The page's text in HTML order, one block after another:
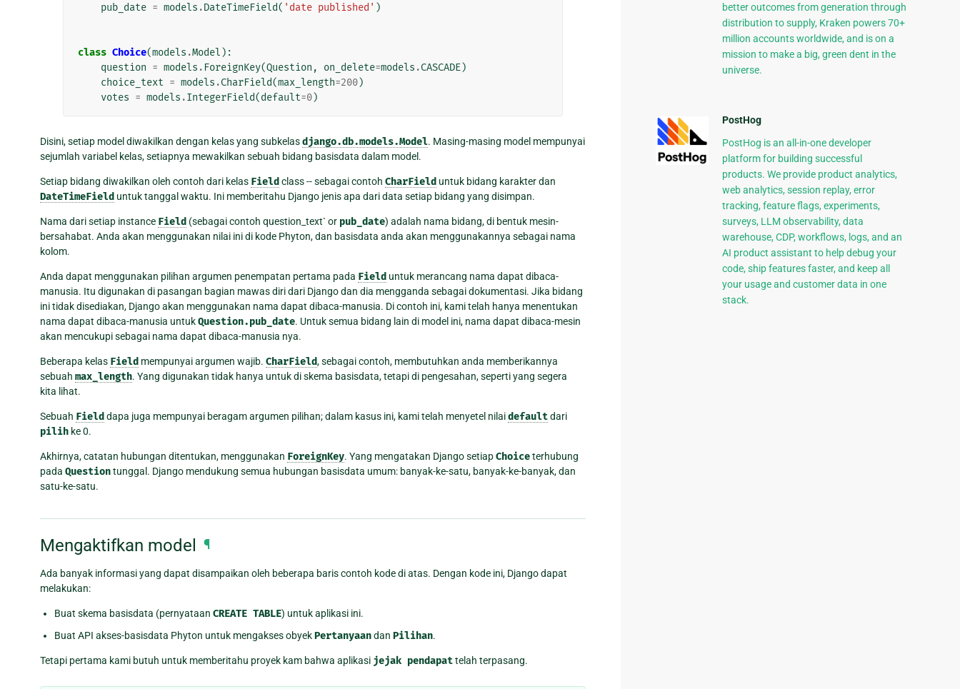
pub_date = models .DateTimeField( 'date published' )
class Choice(models .Model ):
question = models . ForeignKey(Question , on_delete=models .CASCADE)
choice_text = models .CharField(max_length=200)
votes = models .IntegerField(default=0)
Disini, setiap model diwakilkan dengan kelas yang subkelasdjango.db.models.Model. Masing-masing model mempunyai
sejumlah variabel kelas, setiapnya mewakilkan sebuah bidang basisdata dalam model.
Setiap bidang diwakilkan oleh contoh dari kelas Field class -- sebagai contoh CharField untuk bidang karakter dan
DateTimeField untuk tanggal waktu. Ini memberitahu Django jenis apa dari data setiap bidang yang disimpan.
Nama dari setiap instance Field (sebagai contoh question_text` or pub_date) adalah nama bidang, di bentuk mesin-
bersahabat. Anda akan menggunakan nilai ini di kode Phyton, dan basisdata anda akan menggunakannya sebagai nama
kolom.
Anda dapat menggunakan pilihan argumen penempatan pertama pada Field untuk merancang nama dapat dibaca-
manusia. Itu digunakan di pasangan bagian mawas diri dari Django dan dia mengganda sebagai dokumentasi. Jika bidang
ini tidak disediakan, Django akan menggunakan nama dapat dibaca-manusia. Di contoh ini, kami telah hanya menentukan
nama dapat dibaca-manusia untukQuestion.pub_date. Untuk semua bidang lain di model ini, nama dapat dibaca-mesin
akan mencukupi sebagai nama dapat dibaca-manusia nya.
Beberapa kelas Field mempunyai argumen wajib. CharField, sebagai contoh, membutuhkan anda memberikannya
sebuah max_length. Yang digunakan tidak hanya untuk di skema basisdata, tetapi di pengesahan, seperti yang segera
kita lihat.
Sebuah Field dapa juga mempunyai beragam argumen pilihan; dalam kasus ini, kami telah menyetel nilaidefaultdari
pilih ke 0.
Akhirnya, catatan hubungan ditentukan, menggunakan ForeignKey. Yang mengatakan Django setiapChoiceterhubung
pada Questiontunggal. Django mendukung semua hubungan basisdata umum: banyak-ke-satu, banyak-ke-banyak, dan
satu-ke-satu.
Mengaktifkan model ¶
Ada banyak informasi yang dapat disampaikan oleh beberapa baris contoh kode di atas. Dengan kode ini, Django dapat
melakukan:
Buat skema basisdata (pernyataan CREATE TABLE) untuk aplikasi ini.
Buat API akses-basisdata Phyton untuk mengakses obyekPertanyaandan Pilihan.
Tetapi pertama kami butuh untuk memberitahu proyek kam bahwa aplikasi jejak pendapattelah terpasang.
better outcomes from generation through
distribution to supply, Kraken powers 70+
million accounts worldwide, and is on a
mission to make a big, green dent in the
universe.
PostHog
PostHog is an all-in-one developer
platform for building successful
products. We provide product analytics,
web analytics, session replay, error
tracking, feature flags, experiments,
surveys, LLM observability, data
warehouse, CDP, workflows, logs, and an
AI product assistant to help debug your
code, ship features faster, and keep all
your usage and customer data in one
stack.